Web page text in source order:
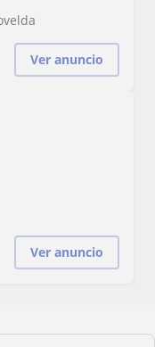
Ver anuncio
Ver anuncio